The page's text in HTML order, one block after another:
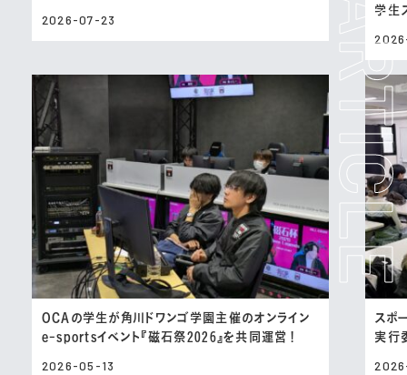
2026-07-23
学生
OCAの学生が角川ドワンゴ学園主催のオンライン
e-sportsイベント『磁石祭2026』を共同運営！
2026-05-13
スポ
実行